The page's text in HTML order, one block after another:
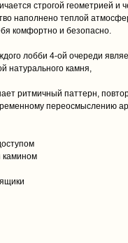
строгой геометрией и
наполнено теплой
комфортно и безопасно.
лобби 4-ой очереди
натурального камня,
ритмичный паттерн,
переосмыслению
камином
наб.,